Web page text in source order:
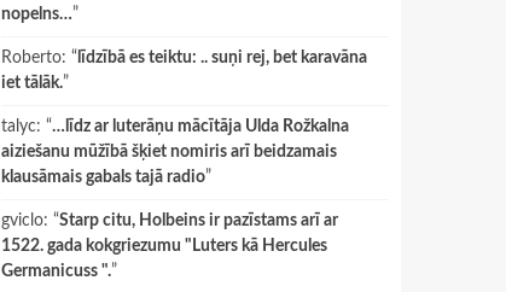
nopelns…”
Roberto: “ līdzībā es teiktu: .. suņi rej, bet karavāna
iet tālāk.”
talyc: “…līdz ar luterāņu mācītāja Ulda Rožkalna
aiziešanu mūžībā šķiet nomiris arī beidzamais
klausāmais gabals tajā radio”
gviclo: “Starp citu, Holbeins ir pazīstams arī ar
1522. gada kokgriezumu "Luters kā Hercules
Germanicuss ".”